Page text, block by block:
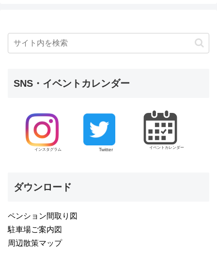
SNS・イベントカレンダー
インスタグラム Twitter イベントカレンダー
ダウンロード
ペンション間取り図
駐車場ご案内図
周辺散策マップ